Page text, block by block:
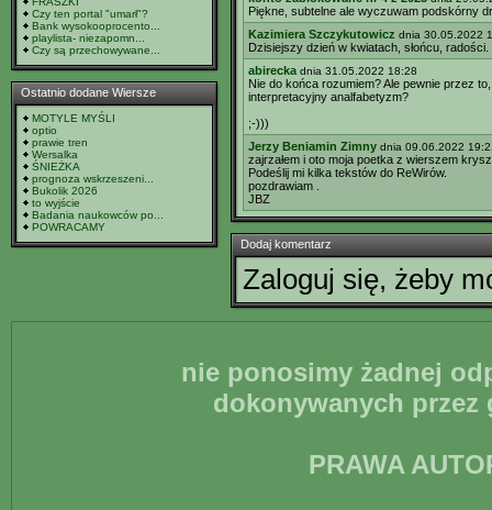
Czy ten portal "umarł"?
Bank wysokooprocento...
playlista- niezapomn...
Czy są przechowywane...
Ostatnio dodane Wiersze
MOTYLE MYŚLI
optio
prawie tren
Wersalka
ŚNIEŻKA
prognoza wskrzeszeni...
Bukolik 2026
to wyjście
Badania naukowców po...
POWRACAMY
Piękne, subtelne ale wyczuwam podskórny
Kazimiera Szczykutowicz dnia 30.05.2022
Dzisiejszy dzień w kwiatach, słońcu,
abirecka dnia 31.05.2022 18:28
Nie do końca rozumiem? Ale pewnie przez
interpretacyjny analfabetyzm?
;-)))
Jerzy Beniamin Zimny dnia 09.06.2022
zajrzałem i oto moja poetka z wierszem
Podeślij mi kilka tekstów do ReWirów.
pozdrawiam .
JBZ
Dodaj komentarz
Zaloguj się, żeby
nie ponosimy żadnej
dokonywanych
PRAWA